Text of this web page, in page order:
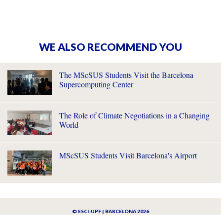
WE ALSO RECOMMEND YOU
The MScSUS Students Visit the Barcelona
Supercomputing Center
The Role of Climate Negotiations in a Changing
World
MScSUS Students Visit Barcelona's Airport
© ESCI-UPF | BARCELONA 2026